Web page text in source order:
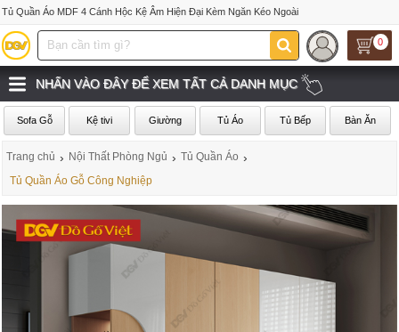
Tủ Quần Áo MDF 4 Cánh Hộc Kệ Âm Hiện Đại Kèm Ngăn Kéo Ngoài
0
NHẤN VÀO ĐÂY ĐỂ XEM TẤT CẢ DANH MỤC
Sofa Gỗ Kệ tivi Giường Tủ Áo Tủ Bếp Bàn Ăn
Trang chủ › Nội Thất Phòng Ngủ › Tủ Quần Áo ›
Tủ Quần Áo Gỗ Công Nghiệp